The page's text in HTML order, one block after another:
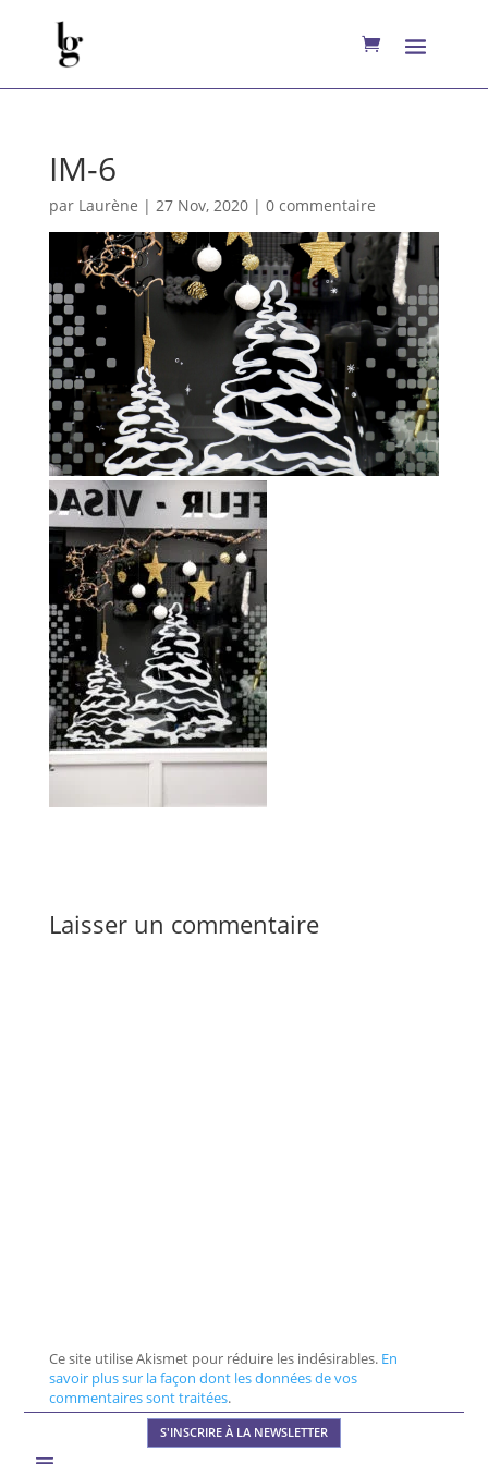
IM-6
par Laurène | 27 Nov, 2020| 0 commentaire
Laisser un commentaire
Ce site utilise Akismet pour réduire les indésirables. En
savoir plus sur la façon dont les données de vos
commentaires sont traitées.
S'INSCRIRE À LA NEWSLETTER